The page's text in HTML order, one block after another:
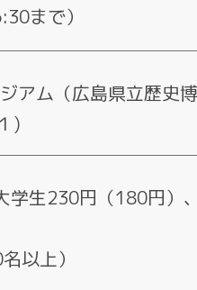
まで）
アム（広島県立歴史博
)
学生230円（180円）
以上）